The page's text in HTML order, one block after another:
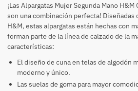
¡Las Alpargatas Mujer Segunda Mano H&M
son una combinación perfecta! Diseñadas
H&M, estas alpargatas están hechas con
forman parte de la línea de calzado de la
características:
El diseño de cuna en telas de algodón
moderno y único.
Las suelas de goma para mayor